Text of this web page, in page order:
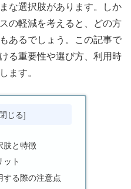
な選択肢があります。しか
の軽減を考えると、どの方
あるでしょう。この記事で
る重要性や選び方、利用時
ます。
肢と特徴
ット
する際の注意点